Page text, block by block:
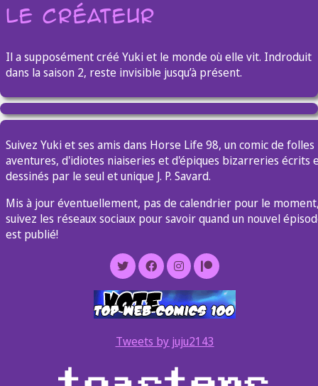
Le Créateur
Il a supposément créé Yuki et le monde où elle vit. Indroduit
dans la saison 2, reste invisible jusqu’à présent.
Suivez Yuki et ses amis dans Horse Life 98, un comic de folles
aventures, d'idiotes niaiseries et d'épiques bizarreries écrits
dessinés par le seul et unique J. P. Savard.
Mis à jour éventuellement, pas de calendrier pour le
suivez les réseaux sociaux pour savoir quand un nouvel
est publié!
Tweets by juju2143